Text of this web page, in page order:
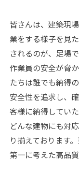
皆さんは、建築現
業をする様子を見
されるのが、足場
作業員の安全が脅
たちは誰でも納得
安全性を追求し、
客様に納得してい
どんな建物にも対
り揃えております
第一に考えた高品